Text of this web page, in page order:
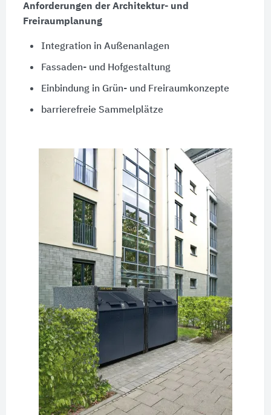
Anforderungen der Architektur- und
Freiraumplanung
Integration in Außenanlagen
Fassaden- und Hofgestaltung
Einbindung in Grün- und Freiraumkonzepte
barrierefreie Sammelplätze